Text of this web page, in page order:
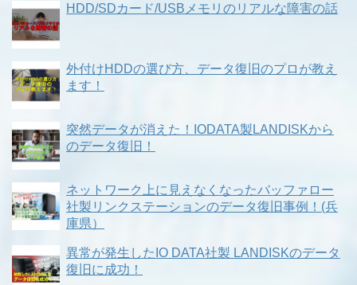
HDD/SDカード/USBメモリのリアルな障害の話
外付けHDDの選び方、データ復旧のプロが教え
ます！
突然データが消えた！IODATA製LANDISKから
のデータ復旧！
ネットワーク上に見えなくなったバッファロー
社製リンクステーションのデータ復旧事例！(兵
庫県）
異常が発生したIO DATA社製 LANDISKのデータ
復旧に成功！